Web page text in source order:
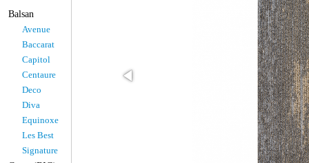
Balsan
Avenue
Baccarat
Capitol
Centaure
Deco
Diva
Equinoxe
Les Best
Signature